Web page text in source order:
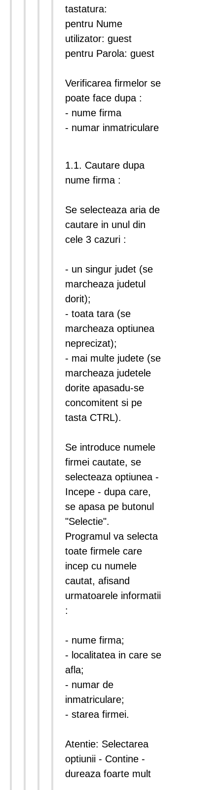
tastatura:
pentru Nume
utilizator: guest
pentru Parola: guest
Verificarea firmelor se
poate face dupa :
- nume firma
- numar inmatriculare
1.1. Cautare dupa
nume firma :
Se selecteaza aria de
cautare in unul din
cele 3 cazuri :
- un singur judet (se
marcheaza judetul
dorit);
- toata tara (se
marcheaza optiunea
neprecizat);
- mai multe judete (se
marcheaza judetele
dorite apasadu-se
concomitent si pe
tasta CTRL).
Se introduce numele
firmei cautate, se
selecteaza optiunea -
Incepe - dupa care,
se apasa pe butonul
"Selectie".
Programul va selecta
toate firmele care
incep cu numele
cautat, afisand
urmatoarele informatii
:
- nume firma;
- localitatea in care se
afla;
- numar de
inmatriculare;
- starea firmei.
Atentie: Selectarea
optiunii - Contine -
dureaza foarte mult